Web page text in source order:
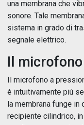
una membrana che
sonore. Tale
sistema in grado di
segnale elettrico.
Il
Il microfono a
è intuitivamente più
la membrana funge in
recipiente cilindrico, in